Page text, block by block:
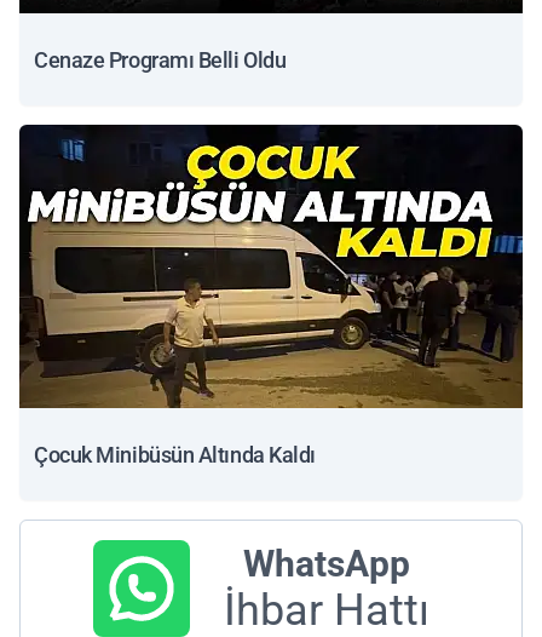
Cenaze Programı Belli Oldu
Çocuk Minibüsün Altında Kaldı
WhatsApp
İhbar Hattı